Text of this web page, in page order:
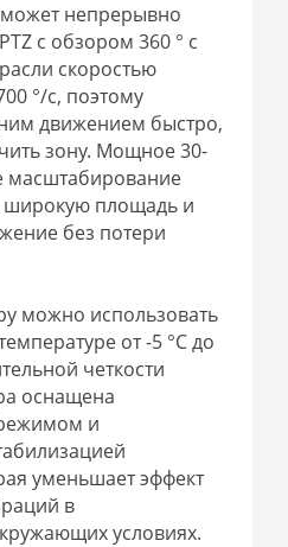
может непрерывно
с обзором 360 ° с
скоростью
°/с, поэтому
движением быстро,
зону. Мощное 30-
масштабирование
широкую площадь и
без потери
можно использовать
от -5 °C до
четкости
оснащена
и
уменьшает эффект
в
условиях.